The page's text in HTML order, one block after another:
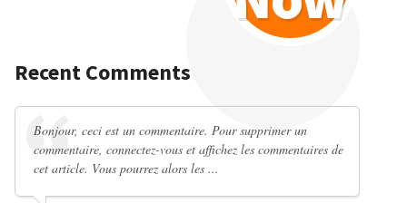
Recent Comments
Bonjour, ceci est un commentaire. Pour supprimer un
commentaire, connectez-vous et affichez les commentaires de
cet article. Vous pourrez alors les ...